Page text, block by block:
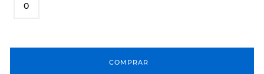
0
COMPRAR